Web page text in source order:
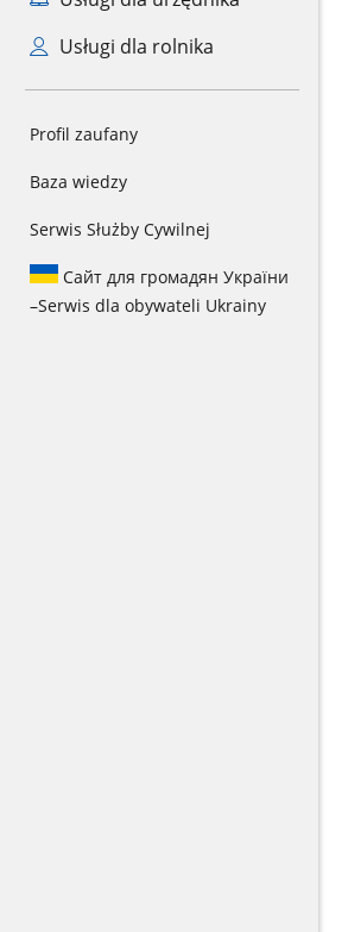
Usługi dla rolnika
Profil zaufany
Baza wiedzy
Serwis Służby Cywilnej
Сайт для громадян України
–Serwis dla obywateli Ukrainy